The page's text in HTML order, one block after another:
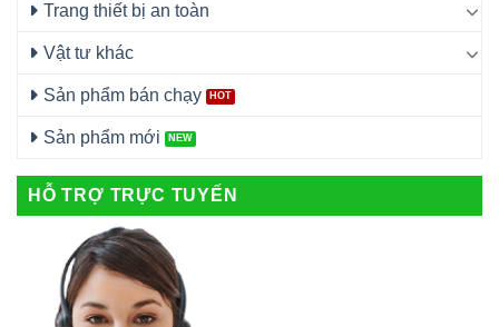
Trang thiết bị an toàn
Vật tư khác
Sản phẩm bán chạy
Sản phẩm mới
HỖ TRỢ TRỰC TUYẾN